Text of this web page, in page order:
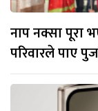
नाप नक्सा पूरा
परिवारले पाए